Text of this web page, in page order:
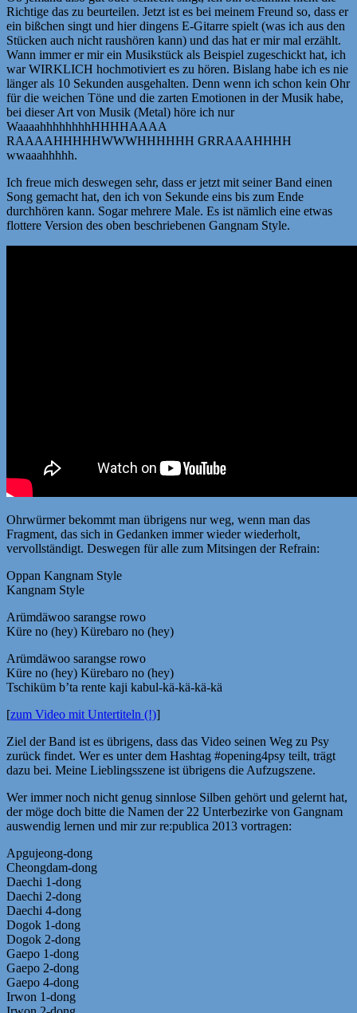
Richtige das zu beurteilen. Jetzt ist es bei meinem Freund so, dass er
ein bißchen singt und hier dingens E-Gitarre spielt (was ich aus den
Stücken auch nicht raushören kann) und das hat er mir mal erzählt.
Wann immer er mir ein Musikstück als Beispiel zugeschickt hat, ich
war WIRKLICH hochmotiviert es zu hören. Bislang habe ich es nie
länger als 10 Sekunden ausgehalten. Denn wenn ich schon kein Ohr
für die weichen Töne und die zarten Emotionen in der Musik habe,
bei dieser Art von Musik (Metal) höre ich nur
WaaaahhhhhhhhHHHHAAAA
RAAAAHHHHHWWWHHHHHH GRRAAAHHHH
wwaaahhhhh.
Ich freue mich deswegen sehr, dass er jetzt mit seiner Band einen
Song gemacht hat, den ich von Sekunde eins bis zum Ende
durchhören kann. Sogar mehrere Male. Es ist nämlich eine etwas
flottere Version des oben beschriebenen Gangnam Style.
Ohrwürmer bekommt man übrigens nur weg, wenn man das
Fragment, das sich in Gedanken immer wieder wiederholt,
vervollständigt. Deswegen für alle zum Mitsingen der Refrain:
Oppan Kangnam Style
Kangnam Style
Arümdäwoo sarangse rowo
Küre no (hey) Kürebaro no (hey)
Arümdäwoo sarangse rowo
Küre no (hey) Kürebaro no (hey)
Tschiküm b’ta rente kaji kabul-kä-kä-kä-kä
[zum Video mit Untertiteln (!)]
Ziel der Band ist es übrigens, dass das Video seinen Weg zu Psy
zurück findet. Wer es unter dem Hashtag #opening4psy teilt, trägt
dazu bei. Meine Lieblingsszene ist übrigens die Aufzugszene.
Wer immer noch nicht genug sinnlose Silben gehört und gelernt hat,
der möge doch bitte die Namen der 22 Unterbezirke von Gangnam
auswendig lernen und mir zur re:publica 2013 vortragen:
Apgujeong-dong
Cheongdam-dong
Daechi 1-dong
Daechi 2-dong
Daechi 4-dong
Dogok 1-dong
Dogok 2-dong
Gaepo 1-dong
Gaepo 2-dong
Gaepo 4-dong
Irwon 1-dong